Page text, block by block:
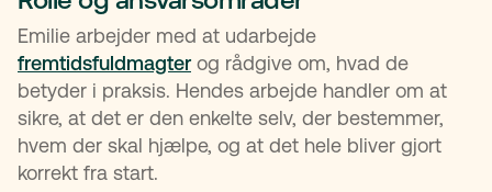
Emilie arbejder med at udarbejde
fremtidsfuldmagter og rådgive om, hvad de
betyder i praksis. Hendes arbejde handler om at
sikre, at det er den enkelte selv, der bestemmer,
hvem der skal hjælpe, og at det hele bliver gjort
korrekt fra start.